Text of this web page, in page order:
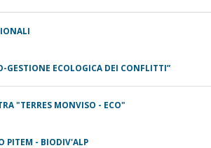
GESTIONE ECOLOGICA DEI CONFLITTI”
"TERRES MONVISO - ECO"
PITEM - BIODIV'ALP